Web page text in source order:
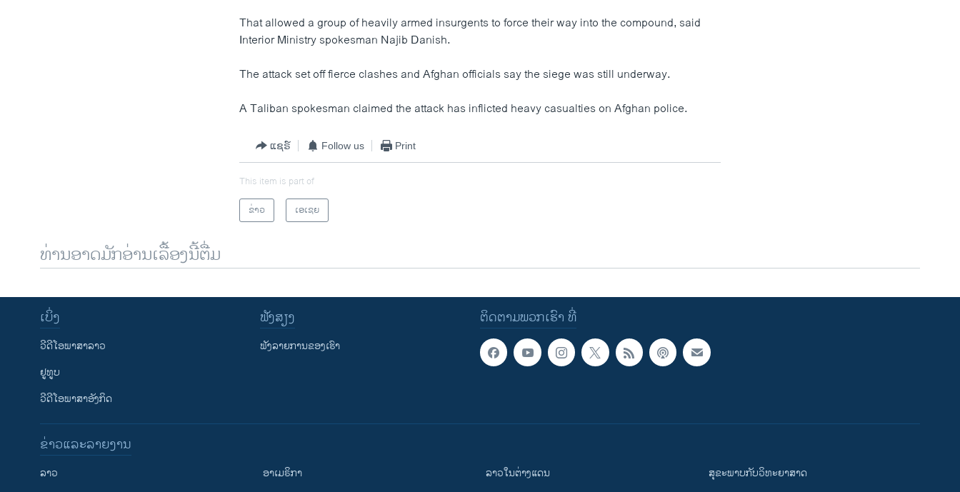
That allowed a group of heavily armed insurgents to force their way into the compound, said
Interior Ministry spokesman Najib Danish.
The attack set off fierce clashes and Afghan officials say the siege was still underway.
A Taliban spokesman claimed the attack has inflicted heavy casualties on Afghan police.
ແຊຣ໌ Follow us Print
This item is part of
ຂ່າວ
ເອເຊຍ
ທ່ານອາດມັກອ່ານເລື້ອງນີ້ຕື່ມ
ຕິດຕາມພວກເຮົາ ທີ່
ເບິ່ງ
ວີດີໂອພາສາລາວ
ຢູທູບ
ວີດີໂອພາສາອັງກິດ
ຟັງສຽງ
ຟັງລາຍການຂອງເຮົາ
ຂ່າວແລະລາຍງານ
ລາວ
ອາເມຣິກາ
ລາວໃນຕ່າງແດນ
ສຸຂະພາບກັບວິທະຍາສາດ